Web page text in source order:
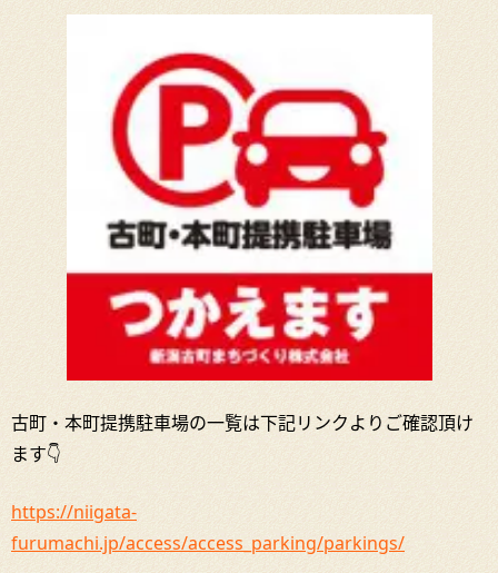
古町・本町提携駐車場の一覧は下記リンクよりご確認頂け
ます👇
https://niigata-
furumachi.jp/access/access_parking/parkings/